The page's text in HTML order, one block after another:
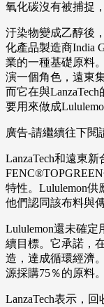
氧化碳沒有被捕捉
汙染物變成乙醇後
化產品製造商India
業的一種基礎原料
演一個角色，遠東
而它在與
要用來做成
廣告-請繼續往下閱
LanzaTech和遠東
特性。Lululemon供
他們認同該布料與
Lululemon還未確
續目標。它承諾，
造，達成循環經濟
源採購75％的原料。
LanzaTech表示，